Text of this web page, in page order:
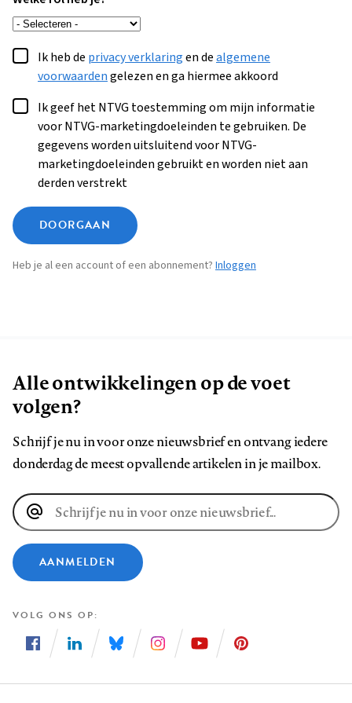
Ik heb de privacy verklaringen dealgemene
voorwaardengelezen en ga hiermee akkoord
Ik geef het NTVG toestemming om mijn informatie
voor NTVG-marketingdoeleinden te gebruiken. De
gegevens worden uitsluitend voor NTVG-
marketingdoeleinden gebruikt en worden niet aan
derden verstrekt
DOORGAAN
Heb je al een account of een abonnement? Inloggen
Alle ontwikkelingen op de voet
volgen?
Schrijf je nu in voor onze nieuwsbrief en ontvang iedere
donderdag de meest opvallende artikelen in je mailbox.
E-
mailadres
AANMELDEN
VOLG ONS OP
ons
ons
ons
ons
ons
ons